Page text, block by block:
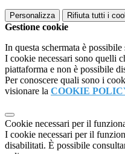
Personalizza Rifiuta tutti i
Gestione cookie
In questa schermata è
I cookie necessari sono quelli
piattaforma e non è possibile
Per conoscere quali sono i
visionare la COOKIE
Cookie necessari per il
I cookie necessari per il
disabilitati. È possibile